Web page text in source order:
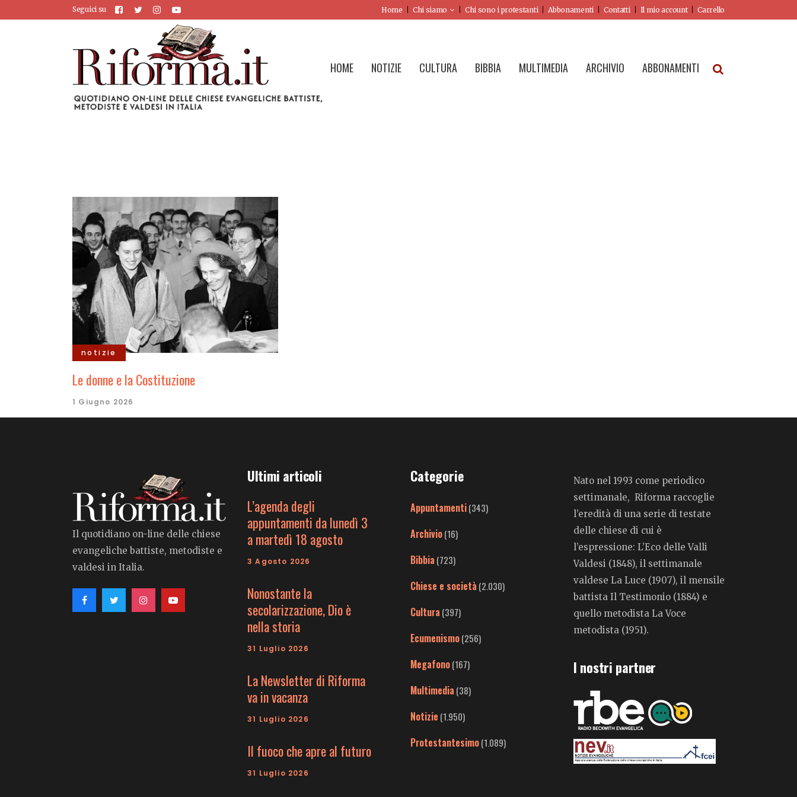
Seguici su Home Chi siamo Chi sono i protestanti Abbonamenti Contatti Il mio account Carrello
HOME NOTIZIE CULTURA BIBBIA MULTIMEDIA ARCHIVIO ABBONAMENTI
notizie
Le donne e la Costituzione
1 Giugno 2026
Il quotidiano on-line delle chiese
evangeliche battiste, metodiste e
valdesi in Italia.
Ultimi articoli
L’agenda degli
appuntamenti da lunedì 3
a martedì 18 agosto
3 Agosto 2026
Nonostante la
secolarizzazione, Dio è
nella storia
31 Luglio 2026
La Newsletter di Riforma
va in vacanza
31 Luglio 2026
Il fuoco che apre al futuro
31 Luglio 2026
Categorie
Appuntamenti(343)
Archivio(16)
Bibbia (723)
Chiese e società (2.030)
Cultura (397)
Ecumenismo(256)
Megafono(167)
Multimedia (38)
Notizie (1.950)
Protestantesimo(1.089)
Nato nel 1993 come periodico
settimanale, Riforma raccoglie
l’eredità di una serie di testate
delle chiese di cui è
l’espressione: L’Eco delle Valli
Valdesi (1848), il settimanale
valdese La Luce (1907), il mensile
battista Il Testimonio (1884) e
quello metodista La Voce
metodista (1951).
I nostri partner